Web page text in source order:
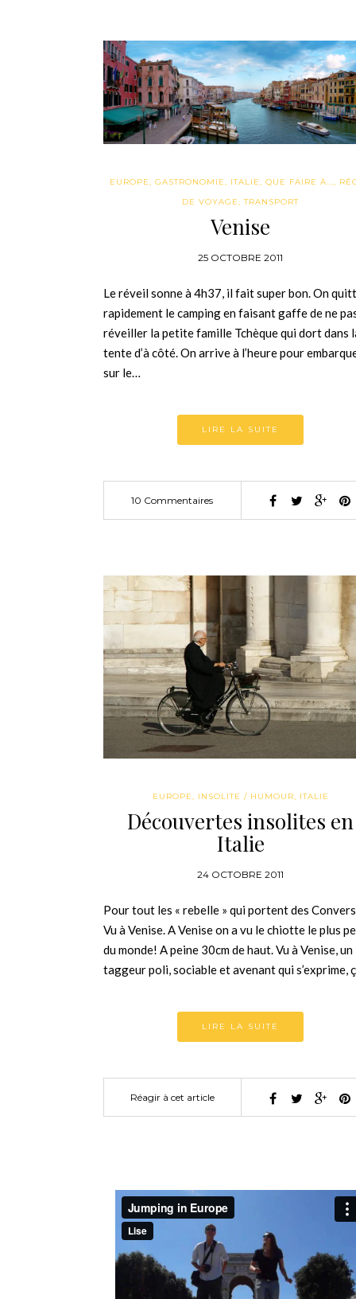
EUROPE GASTRONOMIE ITALIE QUE FAIRE À...
DE VOYAGE
,TRANSPORT
Venise
25 OCTOBRE 2011
Le réveil sonne à 4h37, il fait super bon. On
rapidement le camping en faisant gaffe de ne
réveiller la petite famille Tchèque qui dort dans
tente d’à côté. On arrive à l’heure pour
sur le…
LIRE LA SUITE
10 Commentaires
EUROPE, INSOLITE / HUMOUR, ITALIE
Découvertes insolites en
Italie
24 OCTOBRE 2011
Pour tout les « rebelle » qui portent des
Vu à Venise. A Venise on a vu le chiotte le plus
du monde! A peine 30cm de haut. Vu à Venise, un
taggeur poli, sociable et avenant qui s’exprime,
LIRE LA SUITE
Réagir à cet article